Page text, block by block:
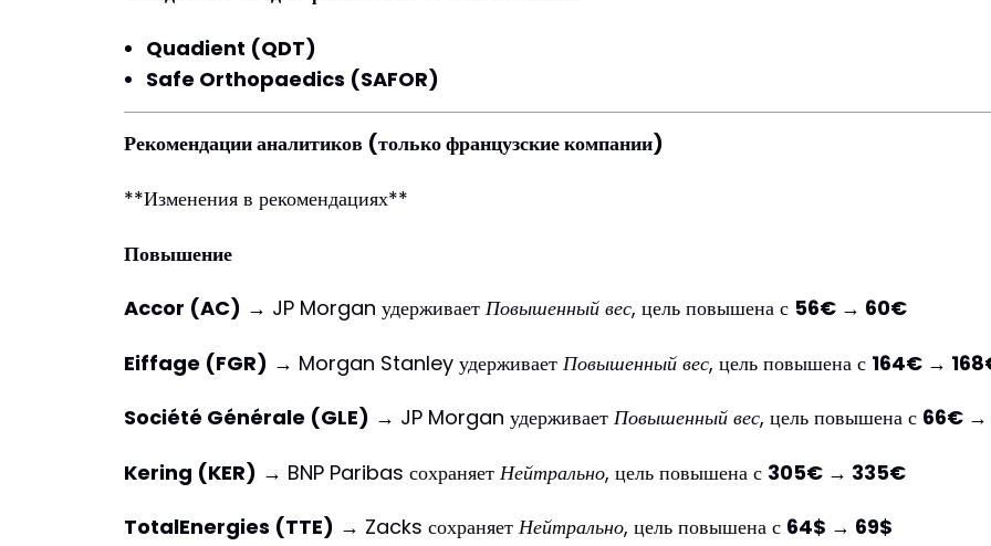
Quadient (QDT)
Safe Orthopaedics (SAFOR)
Рекомендации аналитиков (только французские компании)
**Изменения в рекомендациях**
Повышение
Accor (AC) → JP Morgan удерживает Повышенный вес, цель повышена с 56€ → 60€
Eiffage (FGR) → Morgan Stanley удерживает Повышенный вес, цель повышена с 164€ →
Société Générale (GLE) → JP Morgan удерживает Повышенный вес, цель повышена с 66€
Kering (KER) → BNP Paribas сохраняет Нейтрально, цель повышена с 305€ → 335€
TotalEnergies (TTE) → Zacks сохраняет Нейтрально, цель повышена с 64$ → 69$